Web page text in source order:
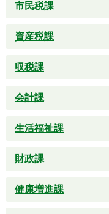
市民税課
資産税課
収税課
会計課
生活福祉課
財政課
健康増進課